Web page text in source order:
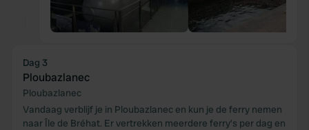
Dag 3
Ploubazlanec
Ploubazlanec
Vandaag verblijf je in Ploubazlanec en kun je de ferry nemen
naar Île de Bréhat. Er vertrekken meerdere ferry’s per dag en